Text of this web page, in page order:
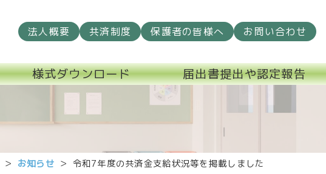
法人概要
共済制度 保護者の皆様へ お問い合わせ
様式ダウンロード 届出書提出や認定報告
お知らせ 令和7年度の共済金支給状況等を掲載しました